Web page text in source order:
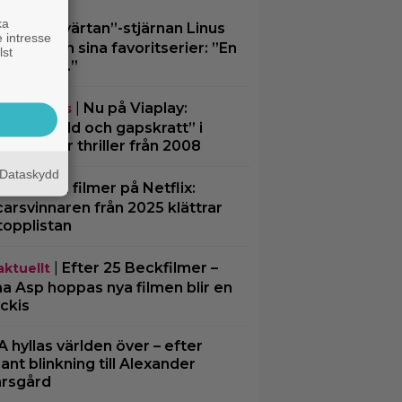
”Svärtan”-stjärnan Linus
om sina favoritserier: ”En
bästa…”
| Nu på Viaplay:
våld och gapskratt” i
thriller från 2008
3 nya filmer på Netflix:
från 2025 klättrar
Efter 25 Beckfilmer –
Asp hoppas nya filmen blir en
hyllas världen över – efter
blinkning till Alexander
intresse
Dataskydd